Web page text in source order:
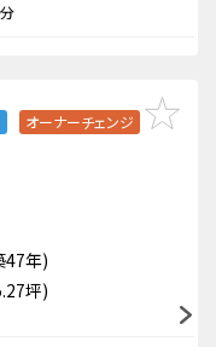
オーナーチェンジ
47年)
坪)